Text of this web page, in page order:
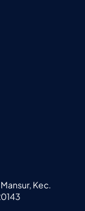
Kec.